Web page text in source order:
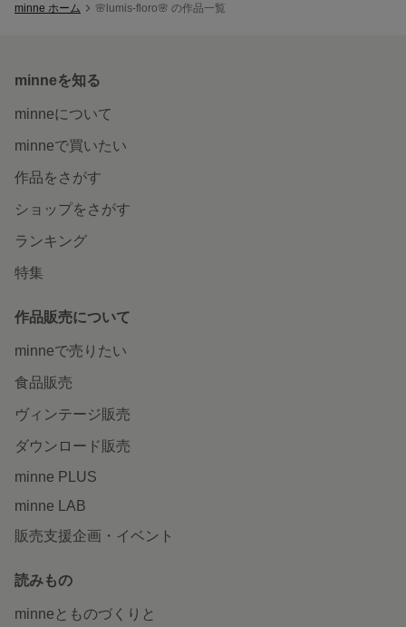
minne ホーム 🌸lumis-floro🌸 の作品一覧
minneを知る
minneについて
minneで買いたい
作品をさがす
ショップをさがす
ランキング
特集
作品販売について
minneで売りたい
食品販売
ヴィンテージ販売
ダウンロード販売
minne PLUS
minne LAB
販売支援企画・イベント
読みもの
minneとものづくりと